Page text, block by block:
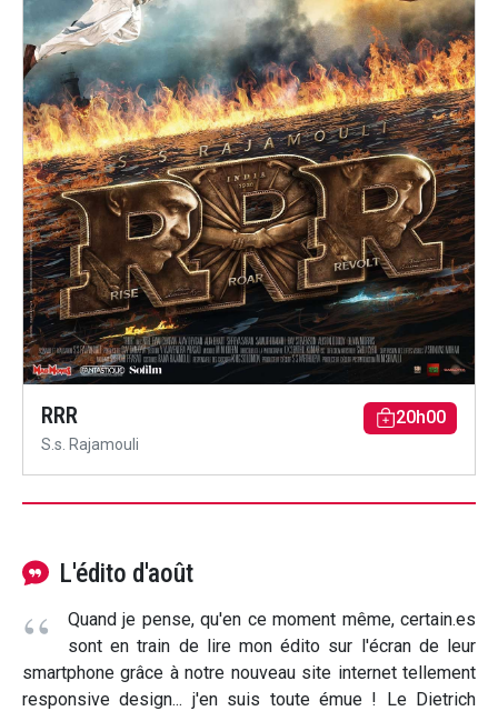
RRR
S.s. Rajamouli
20h00
L'édito d'août
Quand je pense, qu'en ce moment même, certain.es
sont en train de lire mon édito sur l'écran de leur
smartphone grâce à notre nouveau site internet tellement
responsive design... j'en suis toute émue ! Le Dietrich